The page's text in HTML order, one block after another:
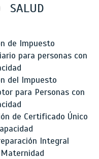
SALUD
de Impuesto
para personas con
del Impuesto
para Personas con
de Certificado Único
Integral